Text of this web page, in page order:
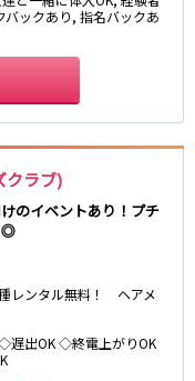
ックあり, 指名バックあ
ラブ)
のイベントあり！プチ
◎
レンタル無料！ ヘアメ
遅出OK ◇終電上がりOK